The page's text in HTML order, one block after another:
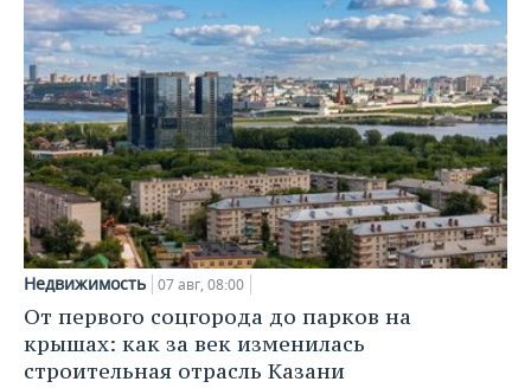
Недвижимость 07 авг, 08:00
От первого соцгорода до парков на
крышах: как за век изменилась
строительная отрасль Казани